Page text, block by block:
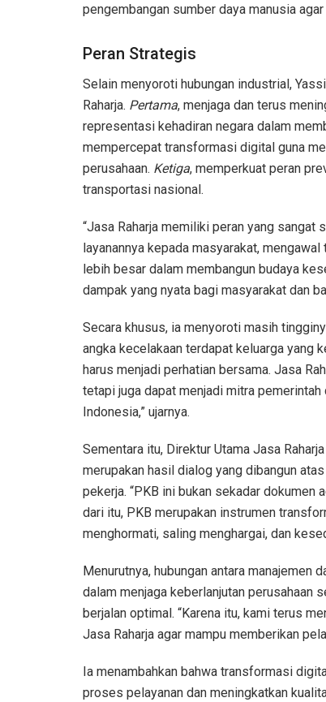
pengembangan sumber daya manusia
Peran Strategis
Selain menyoroti hubungan industrial,
Raharja. Pertama, menjaga dan terus
representasi kehadiran negara dalam
mempercepat transformasi digital guna
perusahaan. Ketiga, memperkuat peran
transportasi nasional.
“Jasa Raharja memiliki peran yang
layanannya kepada masyarakat,
lebih besar dalam membangun budaya
dampak yang nyata bagi masyarakat dan
Secara khusus, ia menyoroti masih
angka kecelakaan terdapat keluarga yang
harus menjadi perhatian bersama. Jasa
tetapi juga dapat menjadi mitra
Indonesia,” ujarnya.
Sementara itu, Direktur Utama Jasa
merupakan hasil dialog yang dibangun
pekerja. “PKB ini bukan sekadar dokumen
dari itu, PKB merupakan instrumen
menghormati, saling menghargai, dan
Menurutnya, hubungan antara
dalam menjaga keberlanjutan perusahaan
berjalan optimal. “Karena itu, kami terus
Jasa Raharja agar mampu memberikan
Ia menambahkan bahwa transformasi
proses pelayanan dan meningkatkan